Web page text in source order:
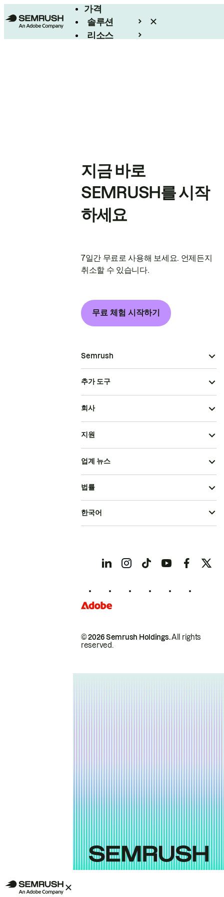
가격
솔루션
리소스
지금 바로
SEMRUSH를 시작
하세요
7일간 무료로 사용해 보세요. 언제든지
취소할 수 있습니다.
무료 체험 시작하기
Semrush
추가 도구
회사
지원
업계 뉴스
© 2026 Semrush Holdings.All rights
reserved.
법률
한국어